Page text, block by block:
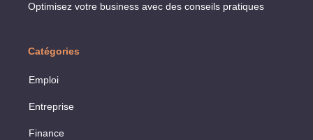
Optimisez votre business avec des conseils pratiques
Catégories
Emploi
Entreprise
Finance